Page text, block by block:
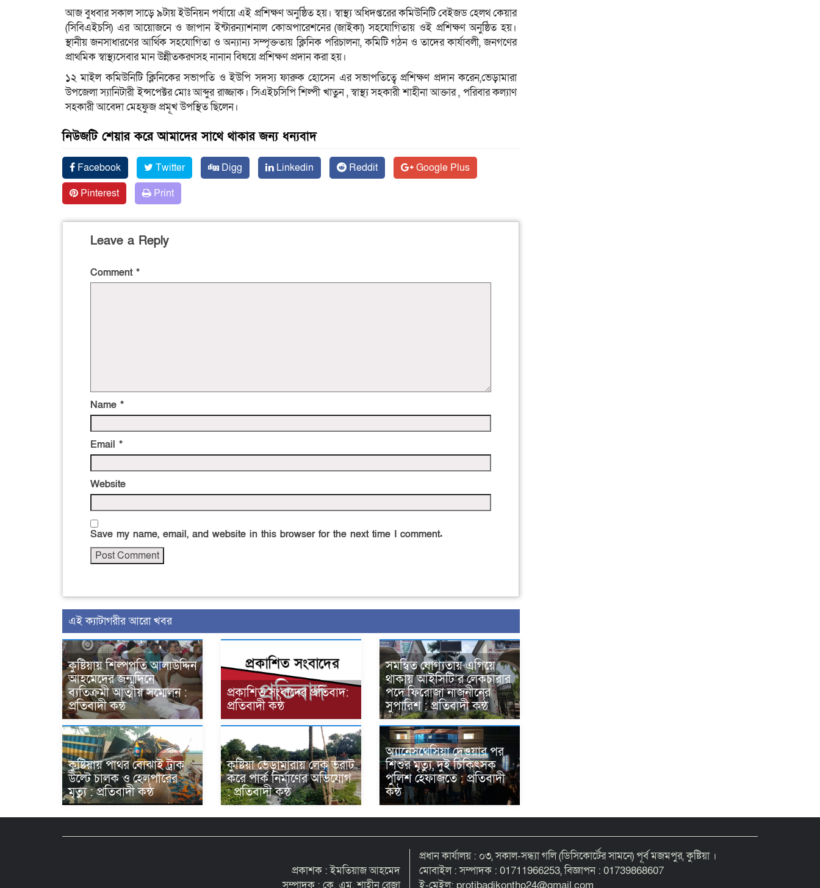
আজ বুধবার সকাল সাড়ে ৯টায় ইউনিয়ন পর্যায়ে এই প্রশিক্ষণ অনুষ্ঠিত হয়। স্বাস্থ্য অধিদপ্তরের কমিউনিটি বেইজড হেলথ কেয়ার
(সিবিএইচসি) এর আয়োজনে ও জাপান ইন্টারন্যাশনাল কোঅপারেশনের (জাইকা) সহযোগিতায় ওই প্রশিক্ষণ অনুষ্ঠিত হয়।
স্থানীয় জনসাধারণের আর্থিক সহযোগিতা ও অন্যান্য সম্পৃক্ততায় ক্লিনিক পরিচালনা, কমিটি গঠন ও তাদের কার্যাবলী, জনগণের
প্রাথমিক স্বাস্থ্যসেবার মান উন্নীতকরণসহ নানান বিষয়ে প্রশিক্ষণ প্রদান করা হয়।
১২ মাইল কমিউনিটি ক্লিনিকের সভাপতি ও ইউপি সদস্য ফারুক হোসেন এর সভাপতিত্বে প্রশিক্ষণ প্রদান করেন,ভেড়ামারা
উপজেলা স্যানিটারী ইন্সপেক্টর মোঃ আব্দুর রাজ্জাক। সিএইচসিপি শিল্পী খাতুন , স্বাস্থ্য সহকারী শাহীনা আক্তার , পরিবার কল্যাণ
সহকারী আবেদা মেহফুজ প্রমূখ উপস্থিত ছিলেন।
নিউজটি শেয়ার করে আমাদের সাথে থাকার জন্য ধন্যবাদ
Facebook Twitter Digg Linkedin Reddit
Google Plus
Pinterest
Print
Leave a Reply
Comment *
Name *
Email *
Website
Save my name, email, and website in this browser for the next time I comment.
এই ক্যাটাগরীর আরো খবর
কুষ্টিয়ায় শিল্পপতি আলাউদ্দিন
আহমেদের জন্মদিনে
ব্যতিক্রমী আত্মীয় সম্মেলন :
প্রতিবাদী কন্ঠ
প্রকাশিত সংবাদের প্রতিবাদ:
প্রতিবাদী কন্ঠ
সমন্বিত যোগ্যতায় এগিয়ে
থাকায় আইসিটি’র লেকচারার
পদে ফিরোজা নাজনীনের
সুপারিশ : প্রতিবাদী কন্ঠ
কুষ্টিয়ায় পাথর বোঝাই ট্রাক
উল্টে চালক ও হেলপারের
মৃত্যু : প্রতিবাদী কন্ঠ
কুষ্টিয়া ভেড়ামারায় লেক ভরাট
করে পার্ক নির্মাণের অভিযোগ
: প্রতিবাদী কন্ঠ
অ্যানেসথেসিয়া দেওয়ার পর
শিশুর মৃত্যু, দুই চিকিৎসক
পুলিশ হেফাজতে : প্রতিবাদী
কন্ঠ
প্রকাশক : ইমতিয়াজ আহমেদ
প্রধান কার্যালয় : ০৩, সকাল-সন্ধ্যা গলি (ডিসিকোর্টের সামনে) পূর্ব মজমপুর, কুষ্টিয়া ।
মোবাইল : সম্পাদক : 01711966253, বিজ্ঞাপন : 01739868607